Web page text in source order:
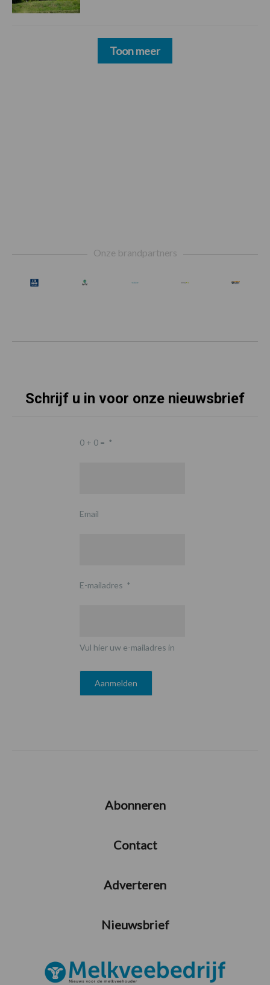
Toon meer
Onze brandpartners
Schrijf u in voor onze nieuwsbrief
0 + 0 = *
Email
E-mailadres *
Vul hier uw e-mailadres in
Abonneren
Contact
Adverteren
Nieuwsbrief